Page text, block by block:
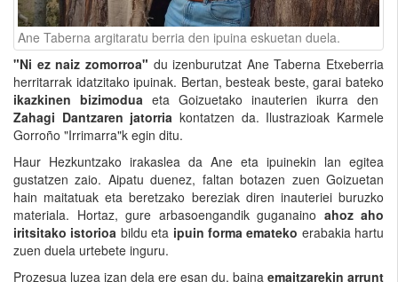
Ane Taberna argitaratu berria den ipuina eskuetan duela.
"Ni ez naiz zomorroa" du izenburutzat Ane Taberna Etxeberria
herritarrak idatzitako ipuinak. Bertan, besteak beste, garai bateko
ikazkinen bizimodua eta Goizuetako inauterien ikurra den
Zahagi Dantzaren jatorria kontatzen da. Ilustrazioak Karmele
Gorroño "Irrimarra"k egin ditu.
Haur Hezkuntzako irakaslea da Ane eta ipuinekin lan egitea
gustatzen zaio. Aipatu duenez, faltan botazen zuen Goizuetan
hain maitatuak eta beretzako bereziak diren inauteriei buruzko
materiala. Hortaz, gure arbasoengandik guganaino ahoz aho
iritsitako istorioa bildu eta ipuin forma emateko erabakia hartu
zuen duela urtebete inguru.
Prozesua luzea izan dela ere esan du, baina emaitzarekin arrunt